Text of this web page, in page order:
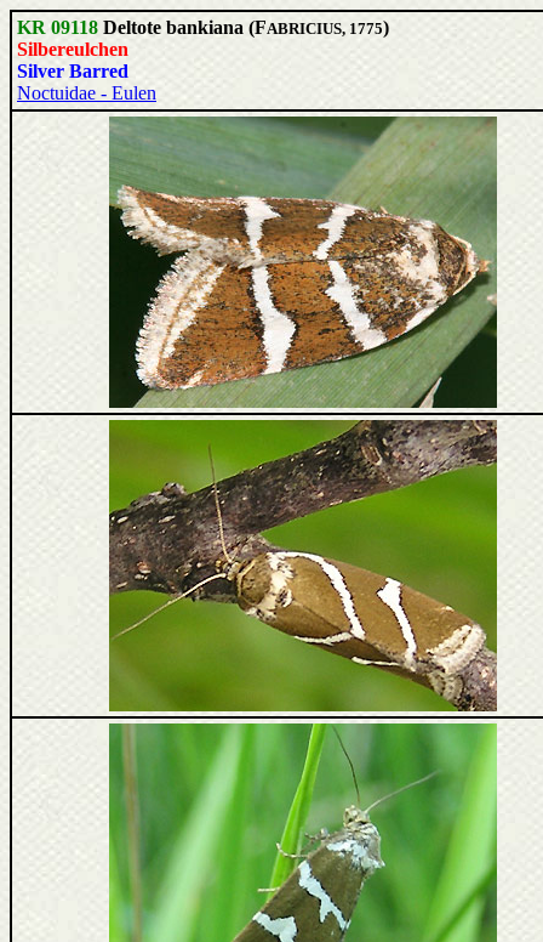
KR 09118 Deltote bankiana (FABRICIUS, 1775)
Silbereulchen
Silver Barred
Noctuidae - Eulen